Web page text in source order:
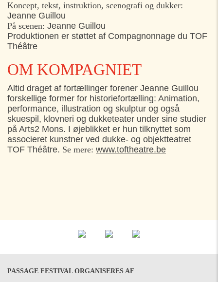
13:30 Hestemøllestræde 1 (udenfor det gamle
Bymuseum), Helsingør
15:30 Hestemøllestræde 1 (udenfor det gamle
Bymuseum), Helsingør
Bymuseum), Helsingør
FREDAG 31. JULI
13:30
Rosenhaven, Sct. Mariæ Kirke, Helsingør
15:30 Rosenhaven, Sct. Mariæ Kirke, Helsingør
17:30 Rosenhaven, Sct. Mariæ Kirke, Helsingør
Koncept, tekst, instruktion, scenografi og dukker:
Jeanne Guillou
På scenen: Jeanne Guillou
Produktionen er støttet af Compagnonnage du TOF
Théâtre
OM KOMPAGNIET
Altid draget af fortællinger forener Jeanne Guillou
forskellige former for historiefortælling: Animation,
performance, illustration og skulptur og også
skuespil, klovneri og dukketeater under sine studier
på Arts2 Mons. I øjeblikket er hun tilknyttet som
associeret kunstner ved dukke- og objektteatret
TOF Théâtre. Se mere: www.toftheatre.be
PASSAGE FESTIVAL ORGANISERES AF